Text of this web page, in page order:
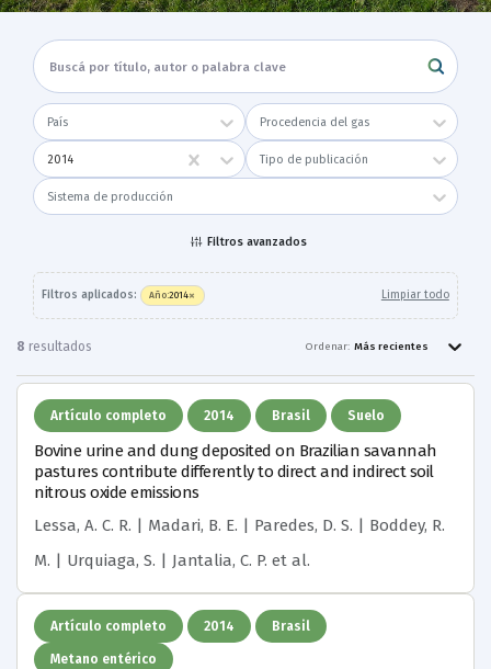
País Procedencia del gas
2014 Tipo de publicación
Sistema de producción
Filtros avanzados
Filtros aplicados: Año:2014× Limpiar todo
8 resultados Ordenar: Más recientes
Artículo completo 2014 Brasil Suelo
Bovine urine and dung deposited on Brazilian savannah
pastures contribute differently to direct and indirect soil
nitrous oxide emissions
Lessa, A. C. R. | Madari, B. E. | Paredes, D. S. | Boddey, R.
M. | Urquiaga, S. | Jantalia, C. P. et al.
Artículo completo 2014 Brasil
Metano entérico